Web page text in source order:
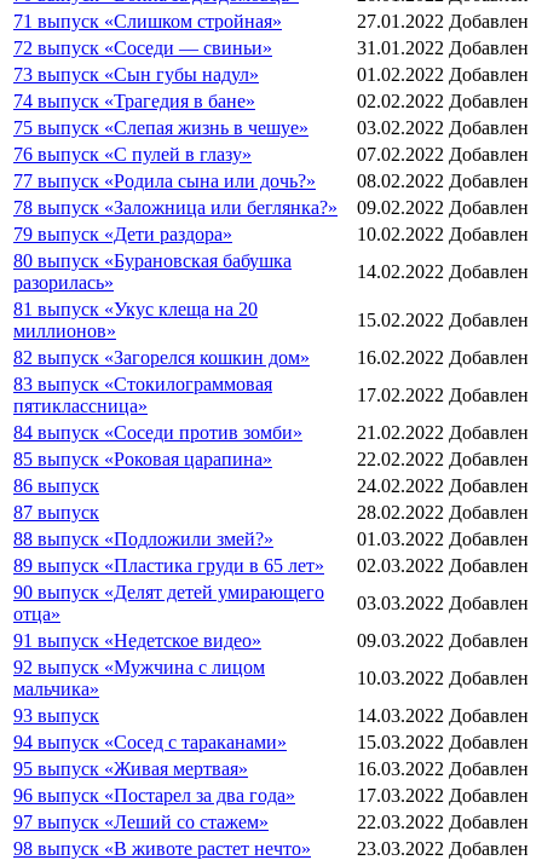
71 выпуск «Слишком стройная»
27.01.2022 Добавлен
72 выпуск «Соседи — свиньи»
31.01.2022 Добавлен
73 выпуск «Сын губы надул»
01.02.2022 Добавлен
74 выпуск «Трагедия в бане»
02.02.2022 Добавлен
75 выпуск «Слепая жизнь в чешуе»
03.02.2022 Добавлен
76 выпуск «С пулей в глазу»
07.02.2022 Добавлен
77 выпуск «Родила сына или дочь?»
08.02.2022 Добавлен
78 выпуск «Заложница или беглянка?»
09.02.2022 Добавлен
79 выпуск «Дети раздора»
10.02.2022 Добавлен
80 выпуск «Бурановская бабушка
разорилась»
14.02.2022 Добавлен
81 выпуск «Укус клеща на 20
миллионов»
15.02.2022 Добавлен
82 выпуск «Загорелся кошкин дом»
16.02.2022 Добавлен
83 выпуск «Стокилограммовая
пятиклассница»
17.02.2022 Добавлен
84 выпуск «Соседи против зомби»
21.02.2022 Добавлен
85 выпуск «Роковая царапина»
22.02.2022 Добавлен
86 выпуск
24.02.2022 Добавлен
87 выпуск
28.02.2022 Добавлен
88 выпуск «Подложили змей?»
01.03.2022 Добавлен
89 выпуск «Пластика груди в 65 лет»
02.03.2022 Добавлен
90 выпуск «Делят детей умирающего
отца»
03.03.2022 Добавлен
91 выпуск «Недетское видео»
09.03.2022 Добавлен
92 выпуск «Мужчина с лицом
мальчика»
10.03.2022 Добавлен
93 выпуск
14.03.2022 Добавлен
94 выпуск «Сосед с тараканами»
15.03.2022 Добавлен
95 выпуск «Живая мертвая»
16.03.2022 Добавлен
96 выпуск «Постарел за два года»
17.03.2022 Добавлен
97 выпуск «Леший со стажем»
22.03.2022 Добавлен
98 выпуск «В животе растет нечто»
23.03.2022 Добавлен